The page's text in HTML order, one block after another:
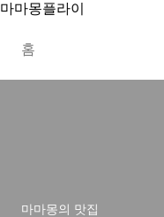
본문 바로가기
마마몽플라이
홈
마마몽의 맛집